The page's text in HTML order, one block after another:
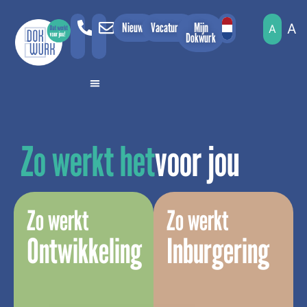
Nieuws Vacatures Mijn
Dokwurk
A A
Zo werkt hetvoor jou
Zo werkt
Ontwikkeling
Zo werkt
Inburgering